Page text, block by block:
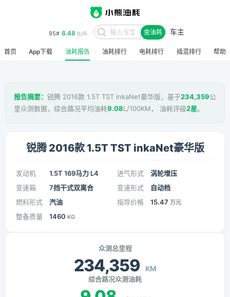
95# 8.48 元/升 查油耗 车主
首页 App下载 油耗报告 油耗排行 电耗排行 插混排行 帮助
报告摘要： 锐腾 2016款 1.5T TST inkaNet豪华版，基于234,359公
里众测数据，综合路况平均油耗9.08L/100KM， 油耗评级2星。
锐腾 2016款 1.5T TST inkaNet豪华版
发动机 1.5T 169马力 L4 进气形式
涡轮增压
变速箱
7挡干式双离合 变速形式
自动档
燃料形式
汽油 指导价格 15.47 万元
整备质量 1460 KG
众测总里程
234,359 KM
综合路况众测油耗